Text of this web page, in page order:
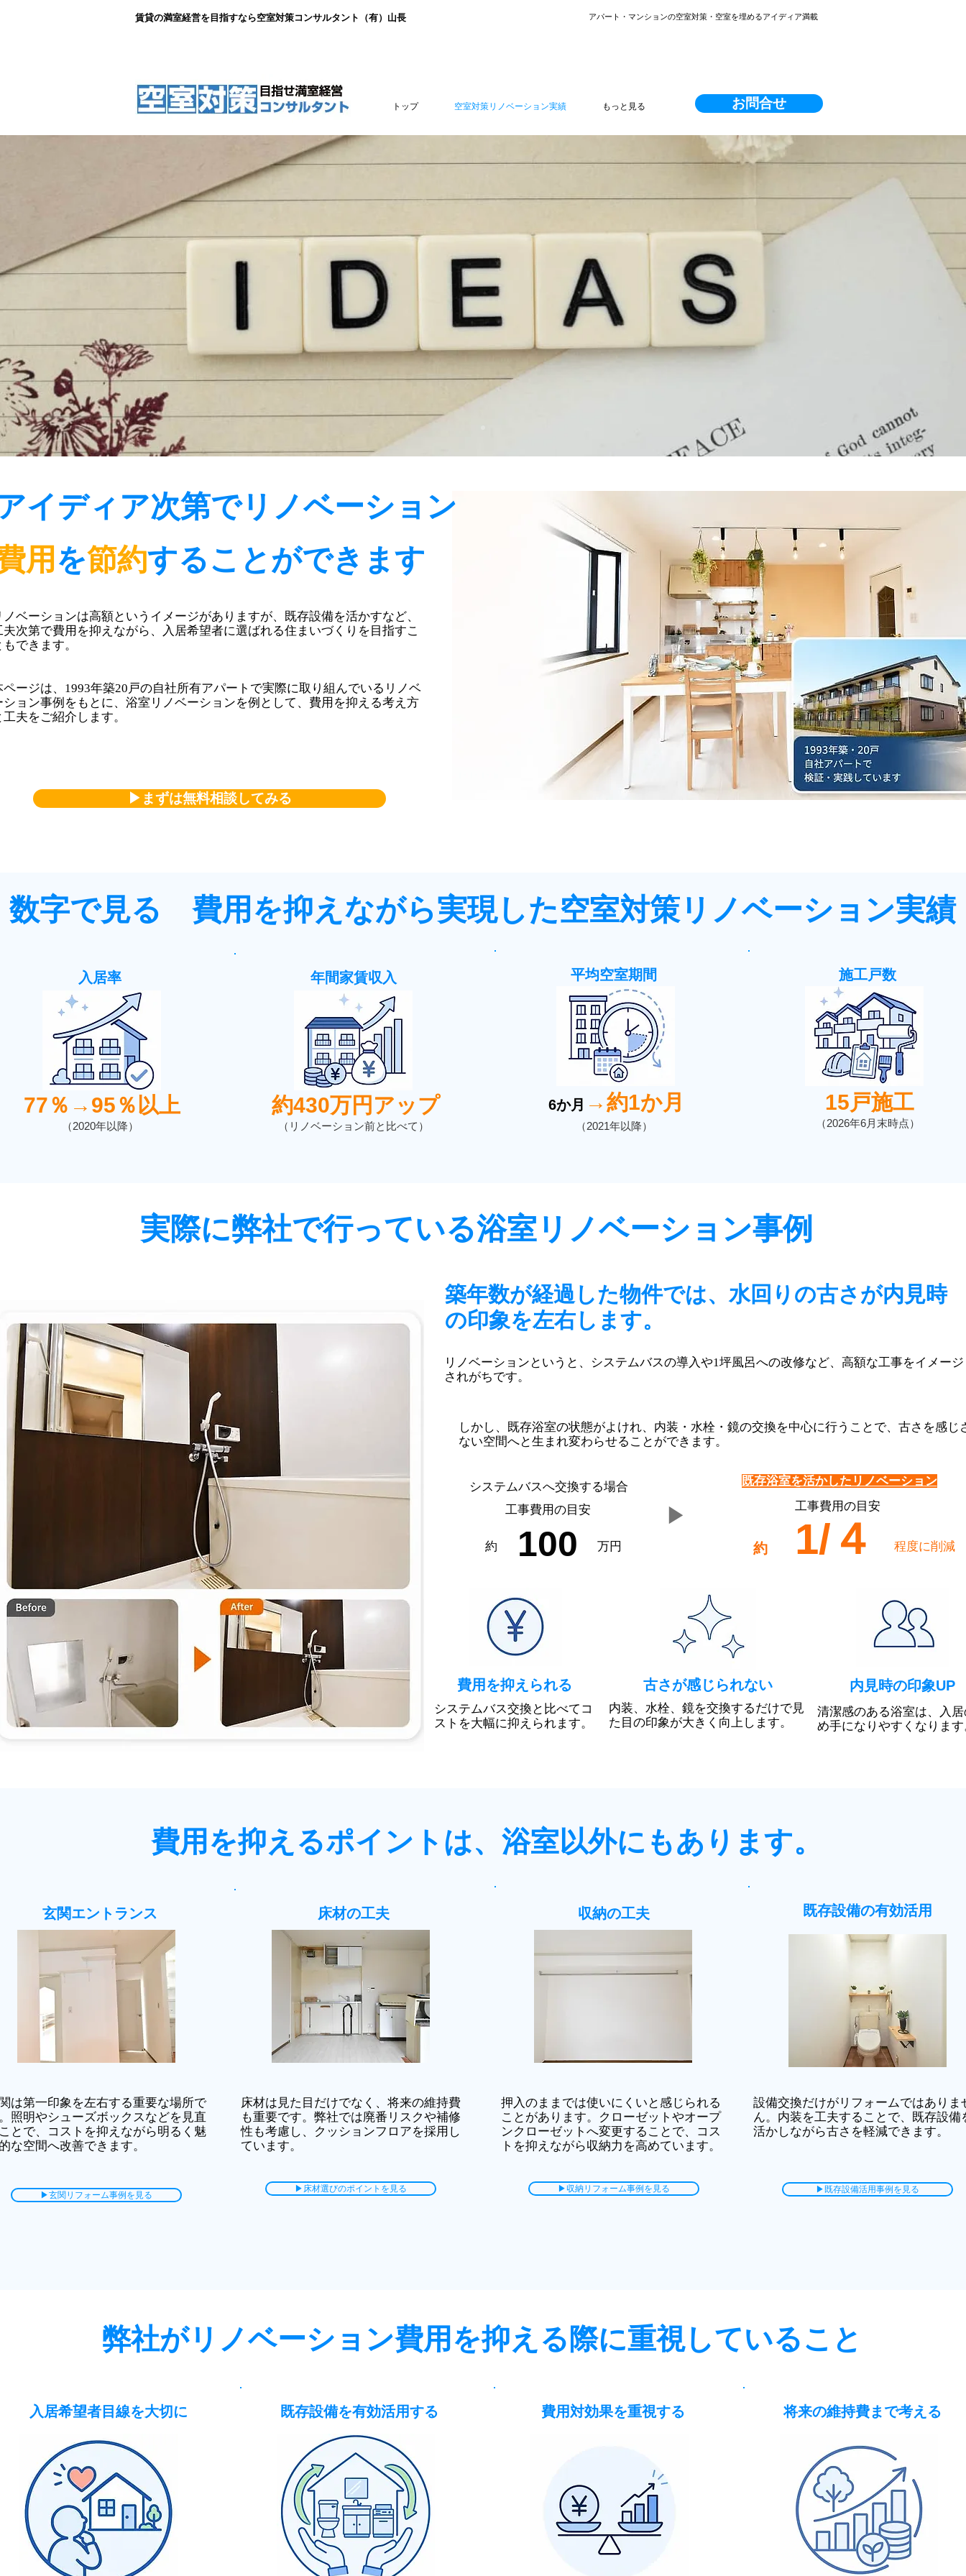
賃貸の満室経営を目指すなら空室対策コンサルタント（有）山長 ​アパート・マンションの空室対策・空室を埋めるアイディア満載
トップ 空室対策リノベーション実績 もっと見る お問合せ
▶まずは無料相談してみる
イディア次第でリノベーション
ノベーションは高額というイメージがありますが、既存設備を活かすなど、
夫次第で費用を抑えながら、入居希望者に選ばれる住まいづくりを目指すこ
もできます。
ページは、1993年築20戸の自社所有アパートで実際に取り組んでいるリノベ
ション事例をもとに、浴室リノベーションを例として、費用を抑える考え方
工夫をご紹介します。
用 を節約することができます
数字で見る 費用を抑えながら実現した空室対策リノベーション実績
入居率
77％→95％以上
（2020年以降）
年間家賃収入
約430万円アップ
（リノベーション前と比べて）
平均空室期間
6か月 →約1か月
（2021年以降）
施工戸数
15戸施工
（2026年6月末時点）
実際に弊社で行っている浴室リノベーション事例
築年数が経過した物件では、水回りの古さが内見時
の印象を左右します。
​リノベーションというと、システムバスの導入や1坪風呂への改修など、高額な工事をイメージ
されがちです。
しかし、既存浴室の状態がよけれ、内装・水栓・鏡の交換を中心に行うことで、古さを感じ
ない空間へと生まれ変わらせることができます。
​システムバスへ交換する場合
工事費用の目安
約 ​100 万円
▶
既存浴室を活かしたリノベーション
工事費用の目安
約 ​1/４ 程度に削減
費用を抑えられる
システムバス交換と比べてコ
ストを大幅に抑えられます。
古さが感じられない
内装、水栓、鏡を交換するだけで見
た目の印象が大きく向上します。
内見時の印象UP
清潔感のある浴室は、入
め手になりやすくなりま
費用を抑えるポイントは、浴室以外にもあります。
玄関エントランス
は第一印象を左右する重要な場所で
照明やシューズボックスなどを見直
とで、コストを抑えながら明るく魅
な空間へ改善できます。
▶玄関リフォーム事例を見る
床材の工夫
床材は見た目だけでなく、将来の維持費
も重要です。弊社では廃番リスクや補修
性も考慮し、クッションフロアを採用し
ています。
▶床材選びのポイントを見る
収納の工夫
押入のままでは使いにくいと感じられる
ことがあります。クローゼットやオープ
ンクローゼットへ変更することで、コス
トを抑えながら収納力を高めています。
▶収納リフォーム事例を見る
​既存設備の有効活用
設備交換だけがリフォームではありま
ん。内装を工夫することで、既存設備
活かしながら古さを軽減できます。
▶既存設備活用事例を見る
弊社がリノベーション費用を抑える際に重視していること
入居希望者目線を大切に 既存設備を有効活用する 費用対効果を重視する 将来の維持費まで考える